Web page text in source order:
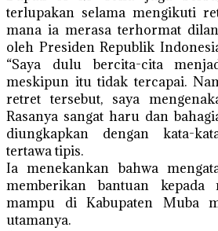
terlupakan selama mengikuti
mana ia merasa terhormat
oleh Presiden Republik
“Saya dulu bercita-cita
meskipun itu tidak tercapai.
retret tersebut, saya
Rasanya sangat haru dan
diungkapkan dengan kata-
tertawa tipis.
Ia menekankan bahwa
memberikan bantuan kepada
mampu di Kabupaten Muba
utamanya.